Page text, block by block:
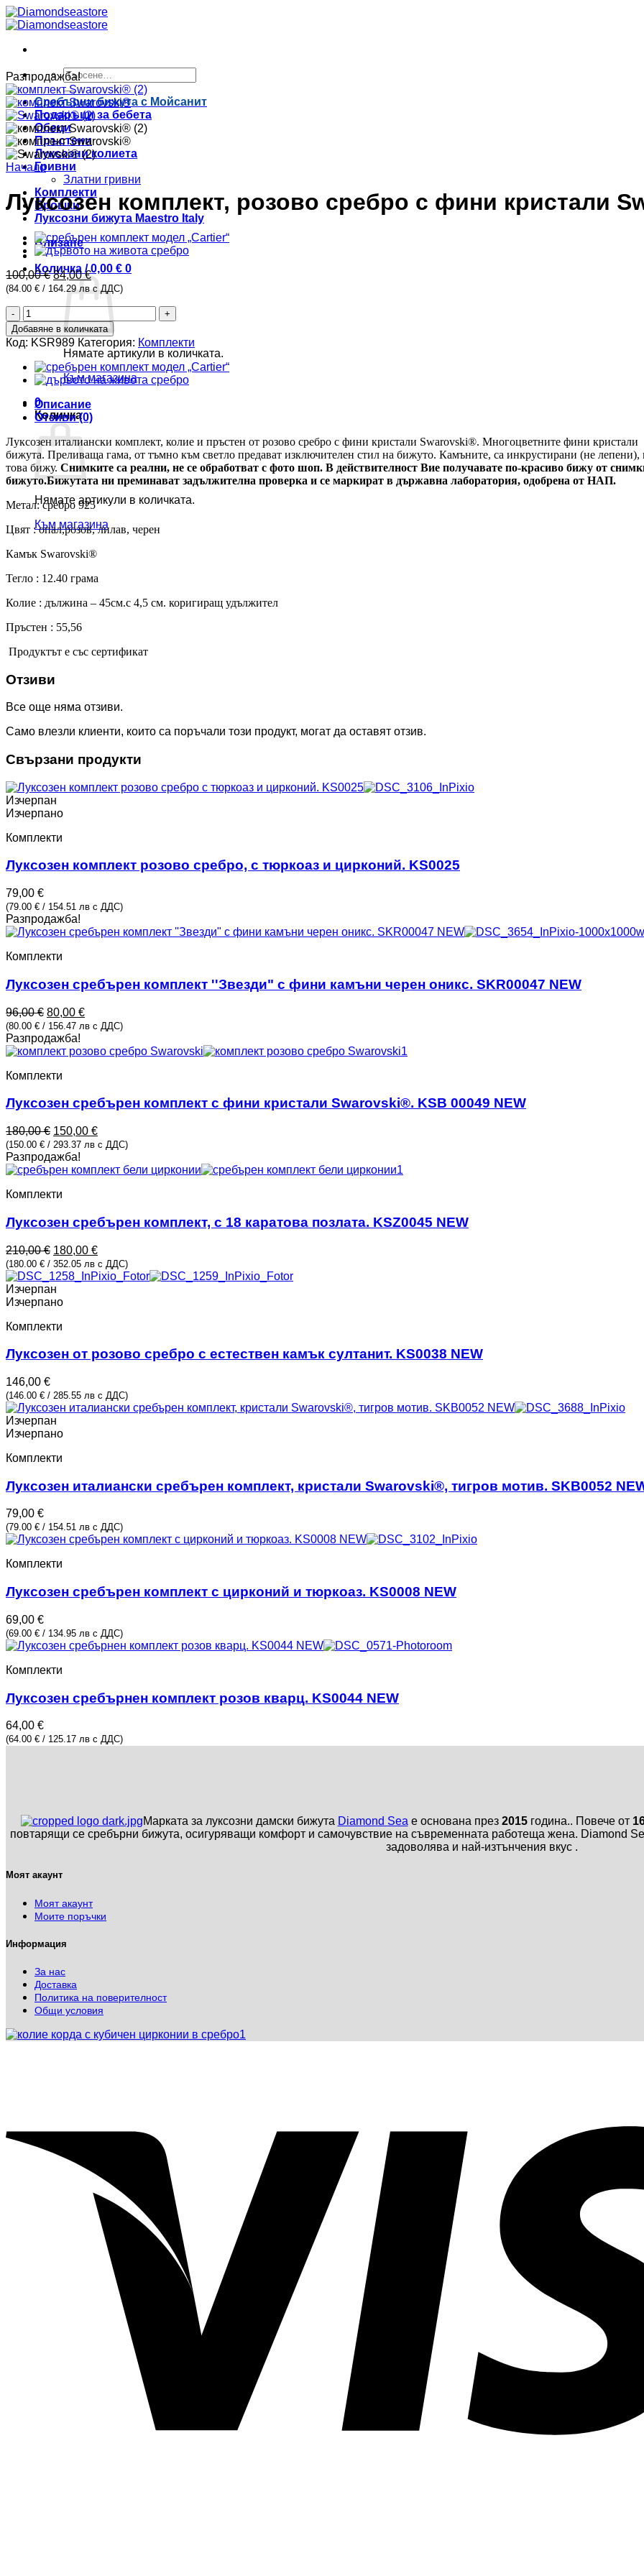
Skip
to
Търсене
за:
Сребърни бижута с Мойсанит
Подаръци за бебета
Обеци
Пръстени
Луксозни колиета
Гривни
Златни гривни
Комплекти
Брошки
Луксозни бижута Maestro Italy
Влизане
Количка /0,00 € 0
Нямате артикули в количката.
Към магазина
0
Количка
Нямате артикули в количката.
Към магазина
Разпродажба!
Начало
Луксозен комплект, розово сребро с фини кристали
100,00€Original
price
84,00€Текущата
цена
е:
(84.00 € / 164.29 лв с ДДС)
количество
за
Луксозен
комплект,
розово
сребро
фини
кристали Swarovski®.
KSR989
Добавяне в количката
Код: KSR989 Категория: Комплекти
Описание
Отзиви (0)
Луксозен италиански комплект, колие и пръстен от розово сребро с фини кристали Swarovski®. Многоцветните фини кристали
бижута. Преливаща гама, от тъмно към светло предават изключителен стил на бижуто. Камъните, са инкрустирани (не
това бижу. Снимките са реални, не се обработват с фото шоп. В действителност Вие получавате по-красиво бижу от
бижуто.Бижутата ни преминават задължителна проверка и се маркират в държавна лаборатория, одобрена от НАП.
Метал: сребро 925
Цвят : опал,розов, лилав, черен
Камък Swarovski®
Тегло : 12.40 грама
Колие : дължина – 45см.с 4,5 см. коригиращ удължител
Пръстен : 55,56
Продуктът е със сертификат
Отзиви
Все още няма отзиви.
Само влезли клиенти, които са поръчали този продукт, могат да оставят отзив.
Свързани продукти
Изчерпан
Изчерпано
Комплекти
Луксозен комплект розово сребро, с тюркоаз и цирконий. KS0025
79,00 €
(79.00 € / 154.51 лв с ДДС)
Разпродажба!
Комплекти
Луксозен сребърен комплект ''Звезди" с фини камъни черен оникс. SKR00047 NEW
96,00€ Original
price
was:
96,00 €.
80,00 €Текущата
цена
80,00 €.
(80.00 € / 156.47 лв с ДДС)
Разпродажба!
Комплекти
Луксозен сребърен комплект с фини кристали Swarovski®. KSB 00049 NEW
180,00€ Original
price
was:
180,00 €.
150,00 €Текущата
цена
150,00 €.
(150.00 € / 293.37 лв с ДДС)
Разпродажба!
Комплекти
Луксозен сребърен комплект, с 18 каратова позлата. KSZ0045 NEW
210,00€ Original
price
was:
210,00 €.
180,00 €Текущата
цена
е:
(180.00 € / 352.05 лв с ДДС)
Изчерпан
Изчерпано
Комплекти
Луксозен от розово сребро с естествен камък султанит. KS0038 NEW
146,00 €
(146.00 € / 285.55 лв с ДДС)
Изчерпан
Изчерпано
Комплекти
Луксозен италиански сребърен комплект, кристали Swarovski®, тигров мотив. SKB0052
79,00 €
(79.00 € / 154.51 лв с ДДС)
Комплекти
Луксозен сребърен комплект с цирконий и тюркоаз. KS0008 NEW
69,00 €
(69.00 € / 134.95 лв с ДДС)
Комплекти
Луксозен сребърнен комплект розов кварц. KS0044 NEW
64,00 €
(64.00 € / 125.17 лв с ДДС)
Марката за луксозни дамски бижута Diamond Sea е основана през 2015година.. Повече от
повтарящи се сребърни бижута, осигуряващи комфорт и самочувствие на съвременната работеща жена. Diamond
задоволява и най-изтънчения вкус .
Моят акаунт
Моят акаунт
Моите поръчки
Информация
За нас
Доставка
Политика на поверителност
Общи условия